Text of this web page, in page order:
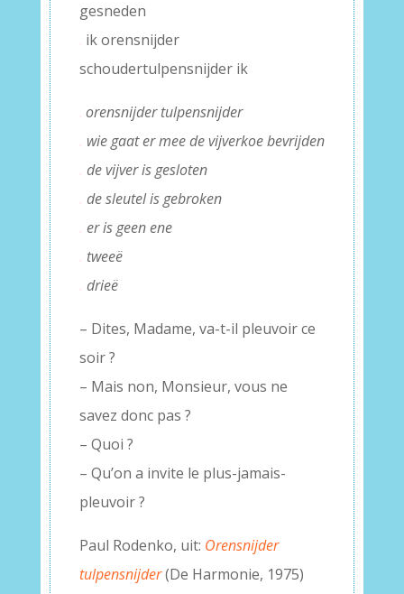
gesneden
. ik orensnijder
schoudertulpensnijder ik
. orensnijder tulpensnijder
. wie gaat er mee de vijverkoe bevrijden
. de vijver is gesloten
. de sleutel is gebroken
. er is geen ene
. tweeë
. drieë
– Dites, Madame, va-t-il pleuvoir ce
soir ?
– Mais non, Monsieur, vous ne
savez donc pas ?
– Quoi ?
– Qu’on a invite le plus-jamais-
pleuvoir ?
Paul Rodenko, uit: Orensnijder
tulpensnijder(De Harmonie, 1975)